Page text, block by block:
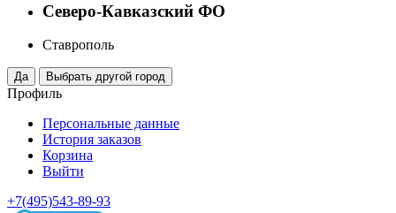
Северо-Кавказский ФО
Ставрополь
Профиль
Персональные данные
История заказов
Корзина
Выйти
+7(495)543-89-93